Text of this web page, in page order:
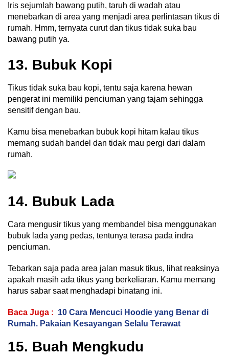
Iris sejumlah bawang putih, taruh di wadah atau
menebarkan di area yang menjadi area perlintasan tikus di
rumah. Hmm, ternyata curut dan tikus tidak suka bau
bawang putih ya.
13. Bubuk Kopi
Tikus tidak suka bau kopi, tentu saja karena hewan
pengerat ini memiliki penciuman yang tajam sehingga
sensitif dengan bau.
Kamu bisa menebarkan bubuk kopi hitam kalau tikus
memang sudah bandel dan tidak mau pergi dari dalam
rumah.
14. Bubuk Lada
Cara mengusir tikus yang membandel bisa menggunakan
bubuk lada yang pedas, tentunya terasa pada indra
penciuman.
Tebarkan saja pada area jalan masuk tikus, lihat reaksinya
apakah masih ada tikus yang berkeliaran. Kamu memang
harus sabar saat menghadapi binatang ini.
Baca Juga : 10 Cara Mencuci Hoodie yang Benar di
Rumah. Pakaian Kesayangan Selalu Terawat
15. Buah Mengkudu